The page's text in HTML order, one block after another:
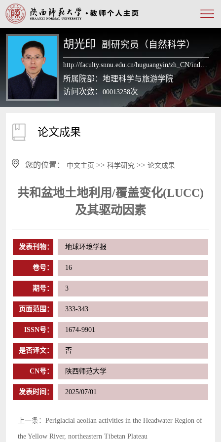
胡光印 副研究员（自然科学）
http://faculty.snnu.edu.cn/huguangyin/zh_CN/index.htm
所属院部：地理科学与旅游学院
访问次数：00013258次
论文成果
您的位置： 中文主页 >> 科学研究 >> 论文成果
共和盆地土地利用/覆盖变化(LUCC)
及其驱动因素
发表刊物： 地球环境学报
卷号： 16
期号： 3
页面范围： 333-343
ISSN号： 1674-9901
是否译文： 否
CN号： 陕西师范大学
发表时间： 2025/07/01
上一条：Periglacial aeolian activities in the Headwater Region of
the Yellow River, northeastern Tibetan Plateau